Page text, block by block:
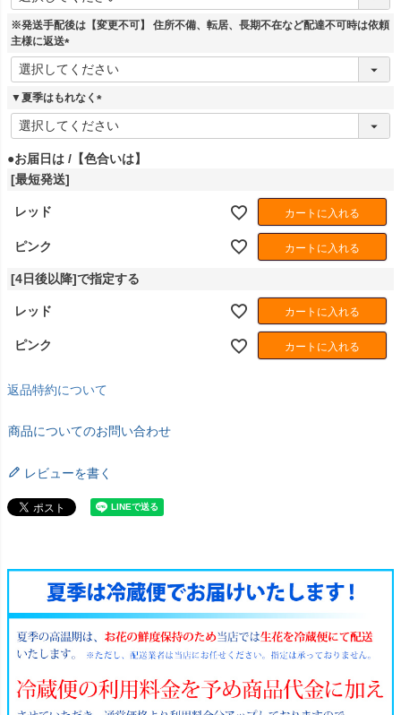
須
※発送手配後は【変更不可】 住所不備、転居、長期不在など配達不可時は依頼
主様に返送
(
必
須
▼夏季はもれなく
(
必
須
)
●お届日は
【色合いは】
[最短発送]
レッド カートに入れる
ピンク カートに入れる
[4日後以降]で指定する
レッド カートに入れる
ピンク カートに入れる
返品特約について
商品についてのお問い合わせ
レビューを書く